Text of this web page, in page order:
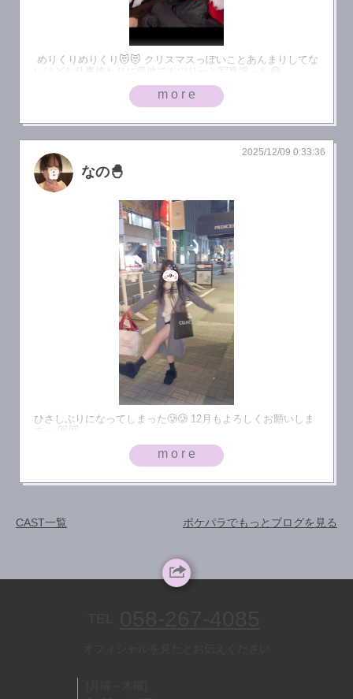
めりくりめりくり😻😻 クリスマスっぽいことあんまりしてな
いけどお仕事終わりに意地でもツリーと写真撮った😂
more
なの🐣
2025/12/09 0:33:36
ひさしぶりになってしまった🥲🥲 12月もよろしくお願いしま
すっ❕😻😻
more
ポケパラでもっとブログを見る
CAST一覧